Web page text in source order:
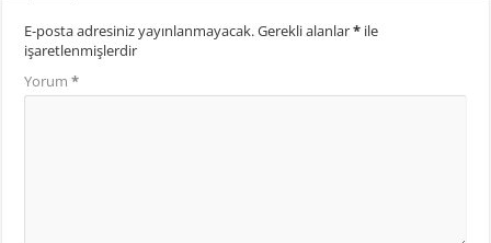
E-posta adresiniz yayınlanmayacak.Gerekli alanlar* ile
işaretlenmişlerdir
Yorum*